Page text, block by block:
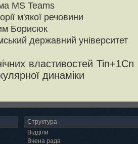
MS Teams
м'якої речовини
Борисюк
державний університет
властивостей
динаміки
Структура
Відділи
Вчена рада